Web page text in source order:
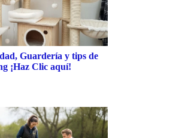
Guardería y tips de
¡Haz Clic aquí!